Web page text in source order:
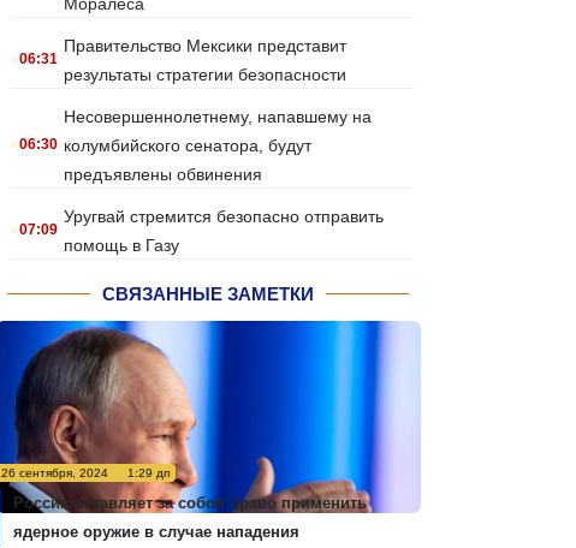
.06:31
Правительство Мексики представит
результаты стратегии безопасности
.06:30
Несовершеннолетнему, напавшему на
колумбийского сенатора, будут
предъявлены обвинения
.07:09
Уругвай стремится безопасно отправить
помощь в Газу
СВЯЗАННЫЕ ЗАМЕТКИ
26 сентября, 2024 1:29 дп
Россия оставляет за собой право применить
ядерное оружие в случае нападения